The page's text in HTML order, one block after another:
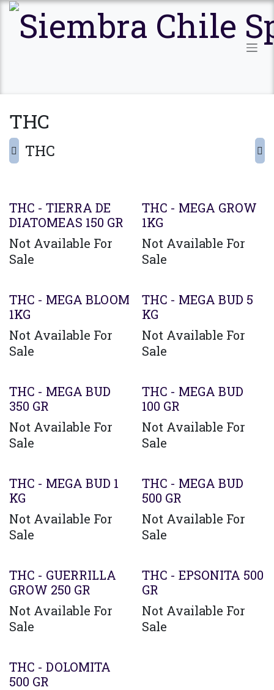
Ir al contenido
THC
THC
THC - TIERRA DE
DIATOMEAS 150 GR
Not Available For
Sale
THC - MEGA GROW
1KG
Not Available For
Sale
THC - MEGA BLOOM
1KG
Not Available For
Sale
THC - MEGA BUD 5
KG
Not Available For
Sale
THC - MEGA BUD
350 GR
Not Available For
Sale
THC - MEGA BUD
100 GR
Not Available For
Sale
THC - MEGA BUD 1
KG
Not Available For
Sale
THC - MEGA BUD
500 GR
Not Available For
Sale
THC - GUERRILLA
GROW 250 GR
Not Available For
Sale
THC - EPSONITA 500
GR
Not Available For
Sale
THC - DOLOMITA
500 GR